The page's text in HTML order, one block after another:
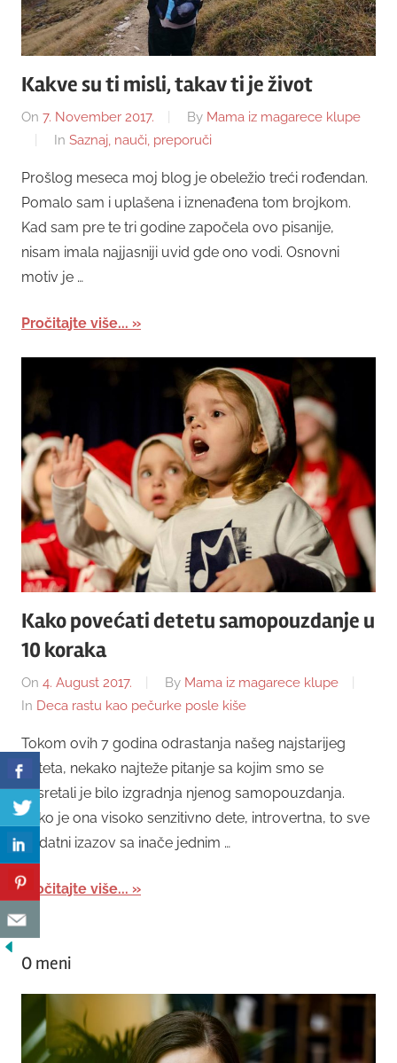
Kakve su ti misli, takav ti je život
On 7. November 2017. By Mama iz magarece klupe
In Saznaj, nauči, preporuči
Prošlog meseca moj blog je obeležio treći rođendan.
Pomalo sam i uplašena i iznenađena tom brojkom.
Kad sam pre te tri godine započela ovo pisanije,
nisam imala najjasniji uvid gde ono vodi. Osnovni
motiv je …
Pročitajte više...
Kako povećati detetu samopouzdanje u
10 koraka
On 4. August 2017. By Mama iz magarece klupe
In Deca rastu kao pečurke posle kiše
Tokom ovih 7 godina odrastanja našeg najstarijeg
deteta, nekako najteže pitanje sa kojim smo se
susretali je bilo izgradnja njenog samopouzdanja.
Kako je ona visoko senzitivno dete, introvertna, to sve
dodatni izazov sa inače jednim …
Pročitajte više...
O meni